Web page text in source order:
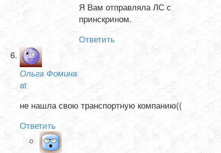
Я Вам отправляла ЛС с
принскрином.
Ответить
Ольга Фомина
at
не нашла свою транспортную компанию((
Ответить